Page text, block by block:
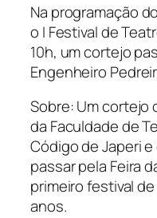
Na programação
o I Festival de
10h, um cortejo
Engenheiro
Sobre: Um
da Faculdade de
Código de Japeri
passar pela Feira
primeiro festival
anos.